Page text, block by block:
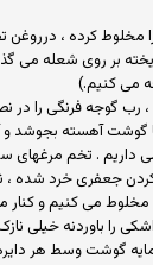
کرده ، درروغن
بر روی شعله می
می کنیم.)
گوجه فرنگی را در
آهسته بجوشد و
داریم . تخم
جعفری خرد شده
مخلوط می کنیم و
را باوردنه خیلی
گوشت وسط هر